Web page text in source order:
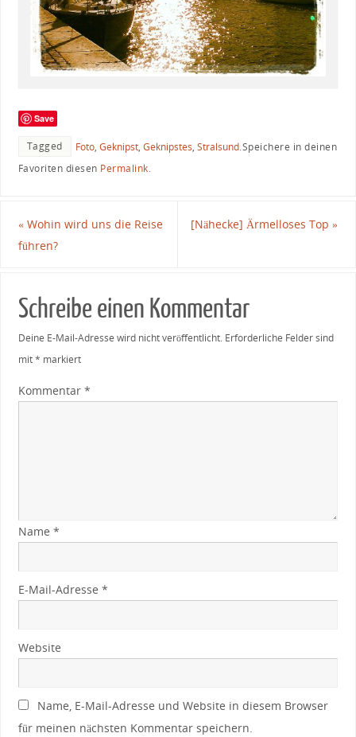
Save
Tagged Foto, Geknipst, Geknipstes, Stralsund.Speichere in deinen
Favoriten diesen Permalink.
«Wohin wird uns die Reise
führen?
[Nähecke] Ärmelloses Top»
Schreibe einen Kommentar
Deine E-Mail-Adresse wird nicht veröffentlicht. Erforderliche Felder sind
mit* markiert
Kommentar *
Name *
E-Mail-Adresse *
Website
Name, E-Mail-Adresse und Website in diesem Browser
für meinen nächsten Kommentar speichern.